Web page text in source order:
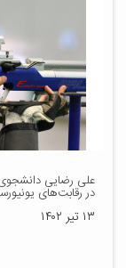
علی رضایی دانشجوی
در رقابت‌های
۱۳ تیر ۱۴۰۲